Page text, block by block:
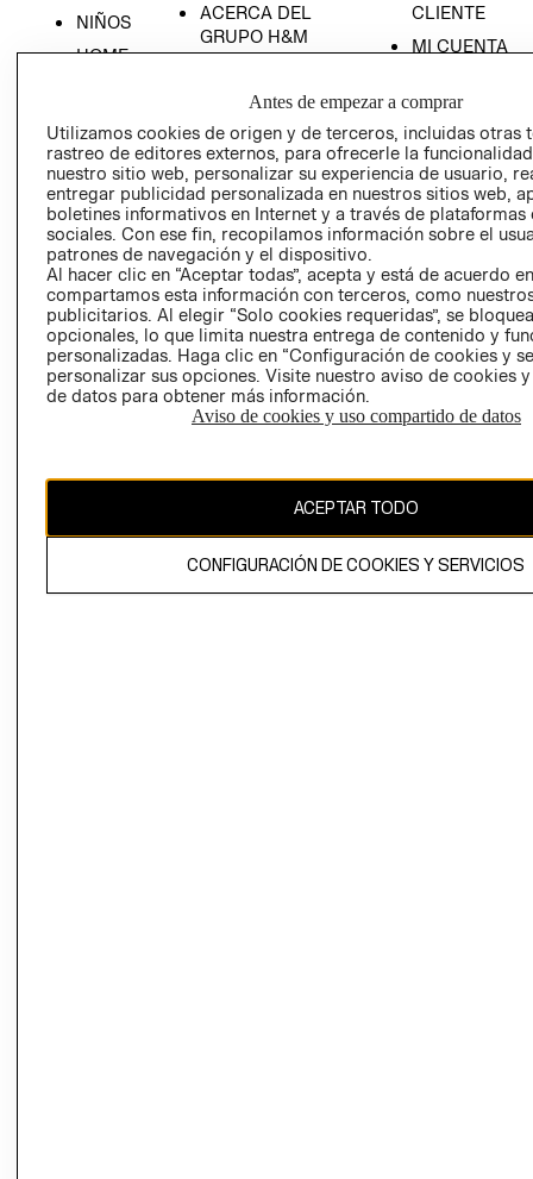
NIÑOS
HOME
ACERCA DEL
GRUPO H&M
SOCIAL
PRENSA
RELACIÓN CON
INVERSIONISTAS
POLÍTICA
EMPRESARIAL
CLIENTE
MI CUENTA
TIENDAS
- RETIRO EN
TIENDA
TÉRMINOS Y
CONDICIONES
AVISO DE
PRIVACIDAD
GIFT CARD
AVISO DE
COOKIES
CAMBIAR REGIÓN
Antes de empezar a comprar
Utilizamos cookies de origen y de terceros, incluidas otras
rastreo de editores externos, para ofrecerle la
nuestro sitio web, personalizar su experiencia de usuario,
entregar publicidad personalizada en nuestros sitios web,
boletines informativos en Internet y a través de plataformas
sociales. Con ese fin, recopilamos información sobre el
patrones de navegación y el dispositivo.
Al hacer clic en “Aceptar todas”, acepta y está de acuerdo
compartamos esta información con terceros, como
publicitarios. Al elegir “Solo cookies requeridas”, se
opcionales, lo que limita nuestra entrega de contenido y
personalizadas. Haga clic en “Configuración de cookies y
personalizar sus opciones. Visite nuestro aviso de cookies
de datos para obtener más información.
Aviso de cookies y uso compartido de datos
ACEPTAR TODO
CONFIGURACIÓN DE COOKIES Y SERVICIOS